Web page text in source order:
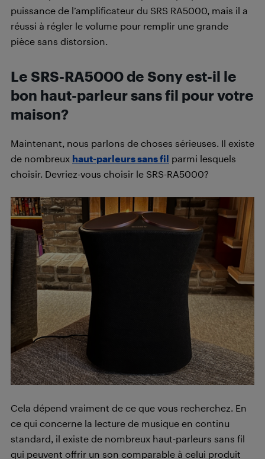
puissance de l’amplificateur du SRS RA5000, mais il a
réussi à régler le volume pour remplir une grande
pièce sans distorsion.
Le SRS-RA5000 de Sony est-il le
bon haut-parleur sans fil pour votre
maison?
Maintenant, nous parlons de choses sérieuses. Il existe
de nombreux haut-parleurs sans fil parmi lesquels
choisir. Devriez-vous choisir le SRS-RA5000?
Cela dépend vraiment de ce que vous recherchez. En
ce qui concerne la lecture de musique en continu
standard, il existe de nombreux haut-parleurs sans fil
qui peuvent offrir un son comparable à celui produit